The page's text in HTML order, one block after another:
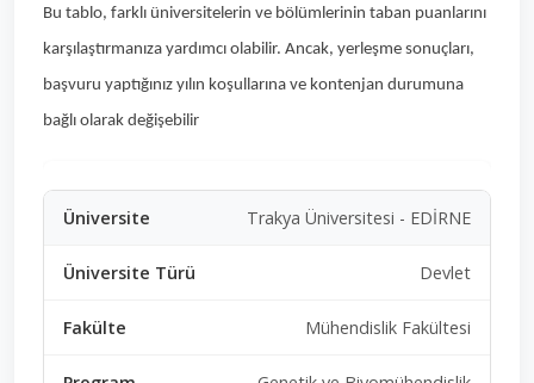
Bu tablo, farklı üniversitelerin ve bölümlerinin taban puanlarını
karşılaştırmanıza yardımcı olabilir. Ancak, yerleşme sonuçları,
başvuru yaptığınız yılın koşullarına ve kontenjan durumuna
bağlı olarak değişebilir
Trakya Üniversitesi - EDİRNE
Devlet
Mühendislik Fakültesi